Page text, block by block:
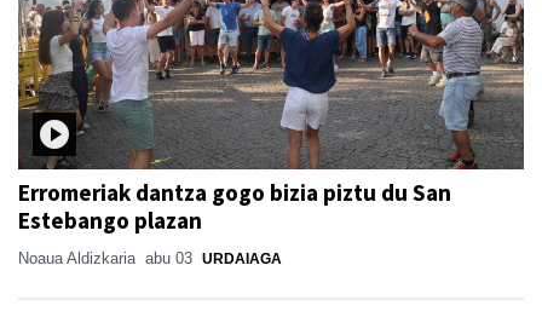
Erromeriak dantza gogo bizia piztu du San
Estebango plazan
Noaua Aldizkaria abu 03 URDAIAGA